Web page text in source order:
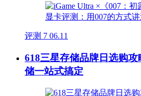
评测 7 06.11
618三星存储品牌日选购
储一站式搞定